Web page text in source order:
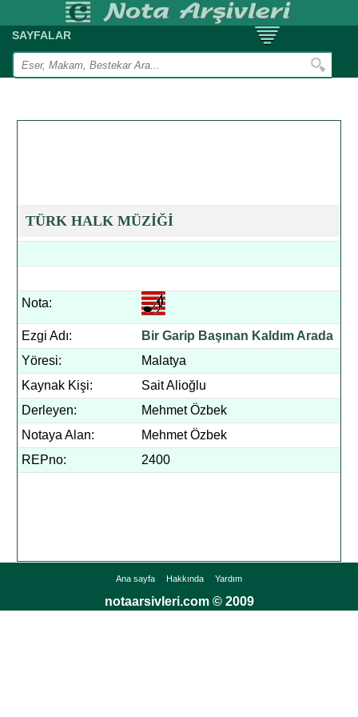
SAYFALAR
TÜRK HALK MÜZİĞİ
Nota:
Ezgi Adı:
Bir Garip Başınan Kaldım Arada
Yöresi:
Malatya
Kaynak Kişi:
Sait Alioğlu
Derleyen:
Mehmet Özbek
Notaya Alan:
Mehmet Özbek
REPno:
2400
Ana sayfa Hakkında Yardım
notaarsivleri.com © 2009